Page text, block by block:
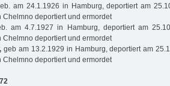
am 24.1.1926 in Hamburg, deportiert am
Chelmno deportiert und ermordet
am 4.7.1927 in Hamburg, deportiert am
Chelmno deportiert und ermordet
geb am 13.2.1929 in Hamburg, deportiert am
Chelmno deportiert und ermordet